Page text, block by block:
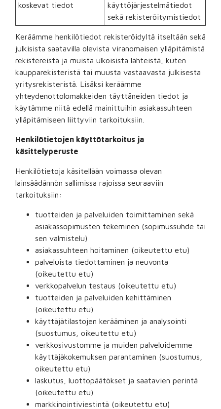
koskevat tiedot
käyttöjärjestelmätiedot
sekä rekisteröitymistiedot
Keräämme henkilötiedot rekisteröidyltä itseltään sekä
julkisista saatavilla olevista viranomaisen ylläpitämistä
rekistereistä ja muista ulkoisista lähteistä, kuten
kaupparekisteristä tai muusta vastaavasta julkisesta
yritysrekisteristä. Lisäksi keräämme
yhteydenottolomakkeiden täyttäneiden tiedot ja
käytämme niitä edellä mainittuihin asiakassuhteen
ylläpitämiseen liittyviin tarkoituksiin.
Henkilötietojen käyttötarkoitus ja
käsittelyperuste
Henkilötietoja käsitellään voimassa olevan
lainsäädännön sallimissa rajoissa seuraaviin
tarkoituksiin:
tuotteiden ja palveluiden toimittaminen sekä
asiakassopimusten tekeminen (sopimussuhde tai
sen valmistelu)
asiakassuhteen hoitaminen (oikeutettu etu)
palveluista tiedottaminen ja neuvonta
(oikeutettu etu)
verkkopalvelun testaus (oikeutettu etu)
tuotteiden ja palveluiden kehittäminen
(oikeutettu etu)
käyttäjätilastojen kerääminen ja analysointi
(suostumus, oikeutettu etu)
verkkosivustomme ja muiden palveluidemme
käyttäjäkokemuksen parantaminen (suostumus,
oikeutettu etu)
laskutus, luottopäätökset ja saatavien perintä
(oikeutettu etu)
markkinointiviestintä (oikeutettu etu)